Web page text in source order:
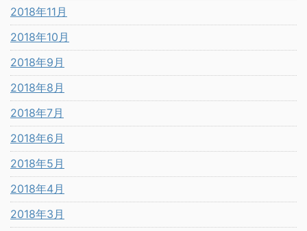
2018年11月
2018年10月
2018年9月
2018年8月
2018年7月
2018年6月
2018年5月
2018年4月
2018年3月